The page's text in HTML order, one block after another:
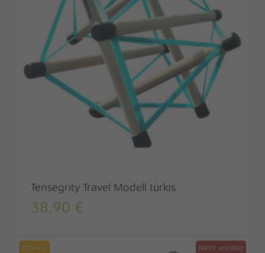
Tensegrity Travel Modell türkis
38,90 €
810-4-s Nicht vorrätig